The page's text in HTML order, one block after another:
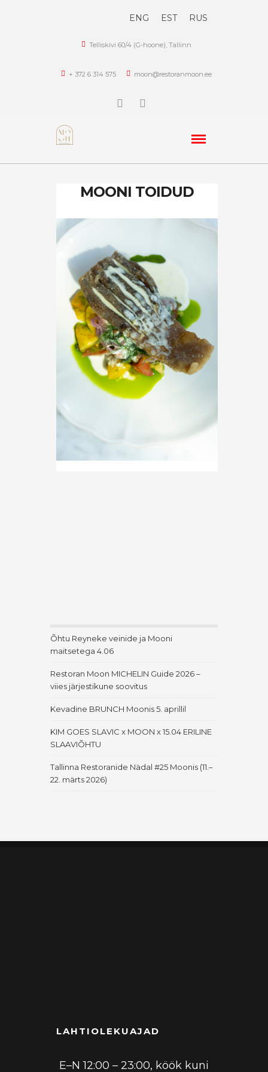
ENG EST RUS
Telliskivi 60/4 (G-hoone), Tallinn
+ 372 6 314 575 moon@restoranmoon.ee
MOONI TOIDUD
Õhtu Reyneke veinide ja Mooni
maitsetega 4.06
Restoran Moon MICHELIN Guide 2026 –
viies järjestikune soovitus
Kevadine BRUNCH Moonis 5. aprillil
KIM GOES SLAVIC x MOON x 15.04 ERILINE
SLAAVIÕHTU
Tallinna Restoranide Nädal #25 Moonis (11.–
22. märts 2026)
LAHTIOLEKUAJAD
E–N 12:00 – 23:00, köök kuni